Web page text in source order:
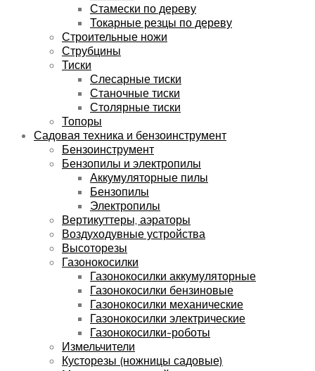
Стамески по дереву
Токарные резцы по дереву
Строительные ножи
Струбцины
Тиски
Слесарные тиски
Станочные тиски
Столярные тиски
Топоры
Садовая техника и бензоинструмент
Бензоинструмент
Бензопилы и электропилы
Аккумуляторные пилы
Бензопилы
Электропилы
Вертикуттеры, аэраторы
Воздуходувные устройства
Высоторезы
Газонокосилки
Газонокосилки аккумуляторные
Газонокосилки бензиновые
Газонокосилки механические
Газонокосилки электрические
Газонокосилки-роботы
Измельчители
Кусторезы (ножницы садовые)